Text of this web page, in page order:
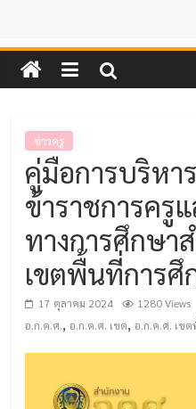
ข่าวครู
คู่มือการบริหา
ข้าราชการครู
ทางการศึกษา
เขตพื้นที่การศึ
17 ตุลาคม 2024 1280 Views
อ.ก.ค.ศ.,อ.ก.ค.ศ. เขต,อ.ก.ค.ศ. เข